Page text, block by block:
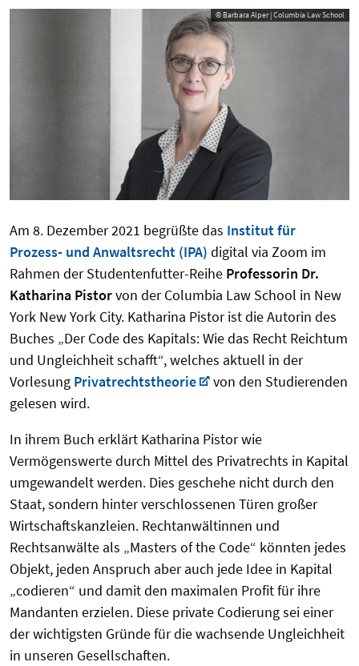
© Barbara Alper | Columbia Law School
Am 8. Dezember 2021 begrüßte das Institut für
Prozess- und Anwaltsrecht (IPA) digital via Zoom im
Rahmen der Studentenfutter-Reihe Professorin Dr.
Katharina Pistorvon der Columbia Law School in New
York New York City. Katharina Pistor ist die Autorin des
Buches „Der Code des Kapitals: Wie das Recht Reichtum
und Ungleichheit schafft“, welches aktuell in der
Vorlesung Privatrechtstheorie
von den Studierenden
gelesen wird.
In ihrem Buch erklärt Katharina Pistor wie
Vermögenswerte durch Mittel des Privatrechts in Kapital
umgewandelt werden. Dies geschehe nicht durch den
Staat, sondern hinter verschlossenen Türen großer
Wirtschaftskanzleien. Rechtanwältinnen und
Rechtsanwälte als „Masters of the Code“ könnten jedes
Objekt, jeden Anspruch aber auch jede Idee in Kapital
„codieren“ und damit den maximalen Profit für ihre
Mandanten erzielen. Diese private Codierung sei einer
der wichtigsten Gründe für die wachsende Ungleichheit
in unseren Gesellschaften.